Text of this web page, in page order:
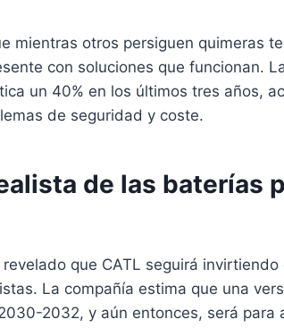
mientras otros persiguen quimeras
con soluciones que funcionan.
un 40% en los últimos tres años,
de seguridad y coste.
de las baterías
que CATL seguirá
La compañía estima que una
2032, y aún entonces, será para